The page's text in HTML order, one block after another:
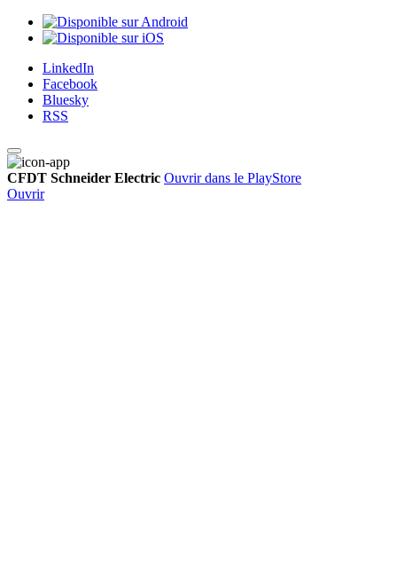
LinkedIn
Facebook
Bluesky
RSS
CFDT Schneider Electric Ouvrir dans le PlayStore
Ouvrir